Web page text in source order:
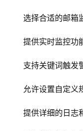
选择合适的邮箱
提供实时监控功
支持关键词触发
允许设置自定义
提供详细的日志